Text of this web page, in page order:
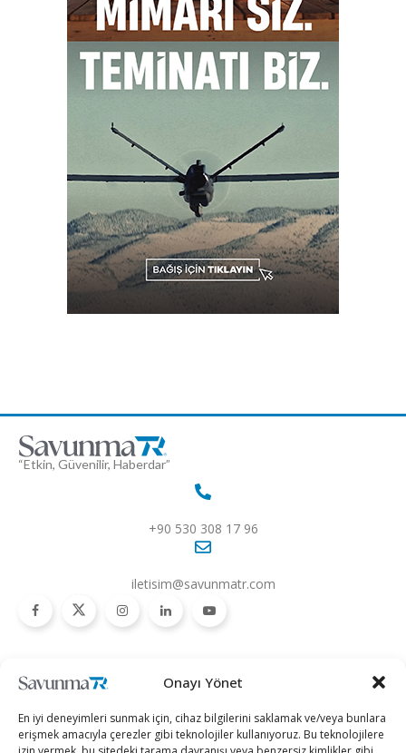
Onayı Yönet
En iyi deneyimleri sunmak için, cihaz bilgilerini saklamak ve/veya bunlara
erişmek amacıyla çerezler gibi teknolojiler kullanıyoruz. Bu teknolojilere
“Etkin, Güvenilir, Haberdar”
+90 530 308 17 96
iletisim@savunmatr.com
Savunma Sanayii
Hava Platformları
Kategoriler
Siber Güvenlik
SavunmaTR
Hakkımızda